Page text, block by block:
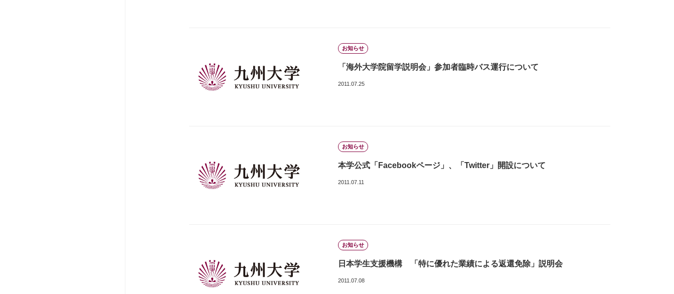
お知らせ
「海外大学院留学説明会」参加者臨時バス運行について
2011.07.25
お知らせ
本学公式「Facebookページ」、「Twitter」開設について
2011.07.11
お知らせ
日本学生支援機構 「特に優れた業績による返還免除」説明会
2011.07.08